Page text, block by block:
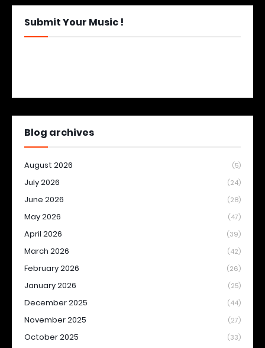
Submit Your Music !
Blog archives
August 2026 (5)
July 2026 (24)
June 2026 (28)
May 2026 (47)
April 2026 (39)
March 2026 (42)
February 2026 (26)
January 2026 (25)
December 2025 (44)
November 2025 (27)
October 2025 (33)